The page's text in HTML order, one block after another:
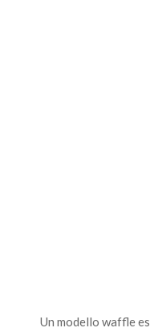
Un modello waffle